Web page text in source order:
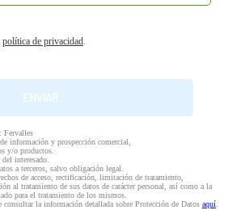
política de privacidad.
Fervalles
información y prospección comercial,
y/o productos.
interesado.
a terceros, salvo obligación legal.
de acceso, rectificación, limitación de tratamiento,
al tratamiento de sus datos de carácter personal, así como a la
para el tratamiento de los mismos.
consultar la información detallada sobre Protección de Datos aquí.